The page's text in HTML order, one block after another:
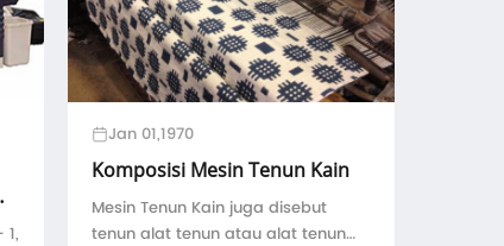
Jan 01,1970
Komposisi Mesin Tenun Kain
Mesin Tenun Kain juga disebut
tenun alat tenun atau alat tenun